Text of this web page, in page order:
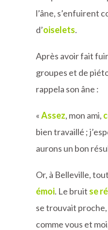
l’âne, s’enfuirent
d’oiselets.
Après avoir fait
groupes et de
rappela son âne :
«Assez, mon ami,
bien travaillé ;
aurons un bon
Or, à Belleville,
émoi. Le bruit se
se trouvait
comme vous et